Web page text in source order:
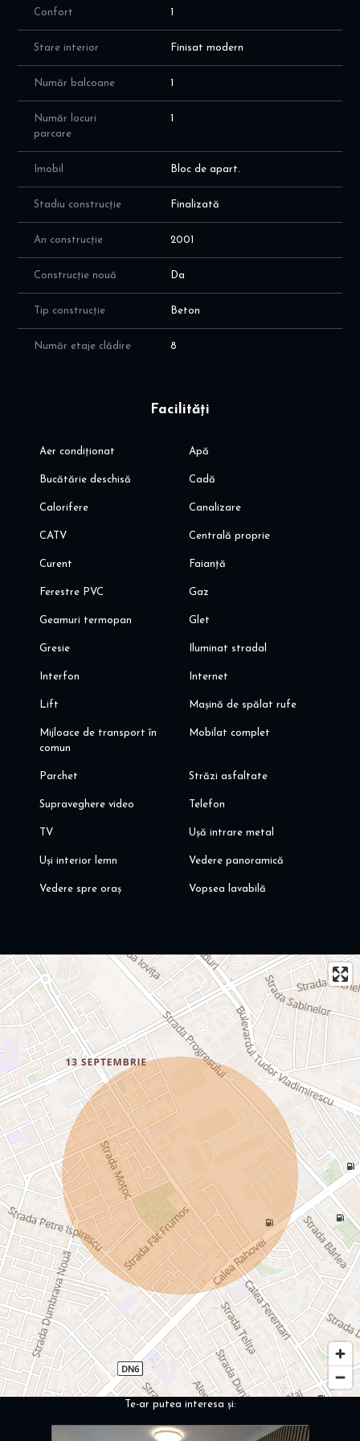
Confort 1
Stare interior Finisat modern
Număr balcoane 1
Număr locuri
parcare
1
Imobil Bloc de apart.
Stadiu construcție Finalizată
An construcție 2001
Construcție nouă Da
Tip construcție Beton
Număr etaje clădire 8
Facilități
Aer condiționat Apă
Bucătărie deschisă Cadă
Calorifere Canalizare
CATV Centrală proprie
Curent Faianță
Ferestre PVC Gaz
Geamuri termopan Glet
Gresie Iluminat stradal
Interfon Internet
Lift Mașină de spălat rufe
Mijloace de transport în
comun
Mobilat complet
Parchet Străzi asfaltate
Supraveghere video Telefon
TV Ușă intrare metal
Uși interior lemn Vedere panoramică
Vedere spre oraș Vopsea lavabilă
Te-ar putea interesa și: